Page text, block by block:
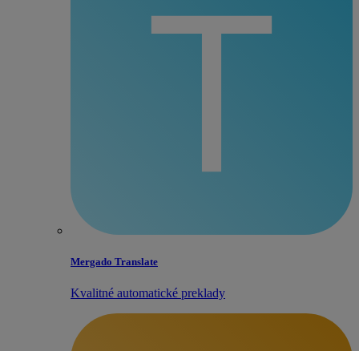
Mergado Translate
Kvalitné automatické preklady